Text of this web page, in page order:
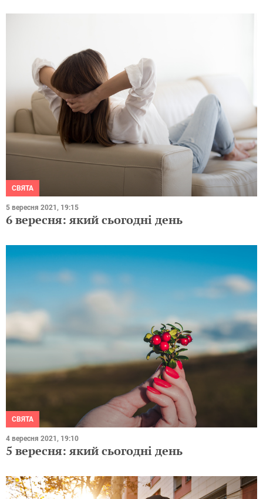
СВЯТА
5 вересня 2021, 19:15
6 вересня: який сьогодні день
СВЯТА
4 вересня 2021, 19:10
5 вересня: який сьогодні день